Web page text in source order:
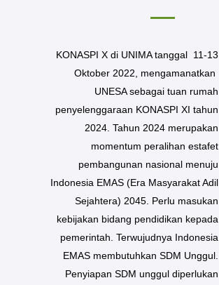
KONASPI X di UNIMA tanggal 11-13
Oktober 2022, mengamanatkan
UNESA sebagai tuan rumah
penyelenggaraan KONASPI XI tahun
2024. Tahun 2024 merupakan
momentum peralihan estafet
pembangunan nasional menuju
Indonesia EMAS (Era Masyarakat Adil
Sejahtera) 2045. Perlu masukan
kebijakan bidang pendidikan kepada
pemerintah. Terwujudnya Indonesia
EMAS membutuhkan SDM Unggul.
Penyiapan SDM unggul diperlukan